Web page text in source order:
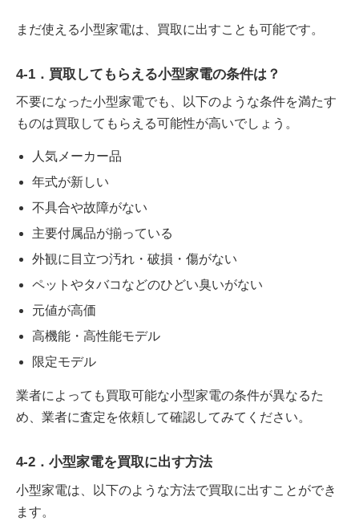
まだ使える小型家電は、買取に出すことも可能です。
4-1．買取してもらえる小型家電の条件は？
不要になった小型家電でも、以下のような条件を満たす
ものは買取してもらえる可能性が高いでしょう。
人気メーカー品
年式が新しい
不具合や故障がない
主要付属品が揃っている
外観に目立つ汚れ・破損・傷がない
ペットやタバコなどのひどい臭いがない
元値が高価
高機能・高性能モデル
限定モデル
業者によっても買取可能な小型家電の条件が異なるた
め、業者に査定を依頼して確認してみてください。
4-2．小型家電を買取に出す方法
小型家電は、以下のような方法で買取に出すことができ
ます。